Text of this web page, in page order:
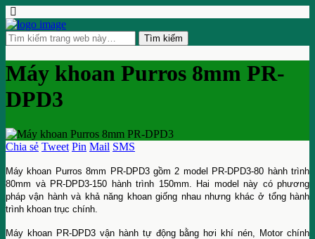
Máy khoan Purros 8mm PR-
DPD3
Chia sẻ Tweet Pin Mail SMS
Máy khoan Purros 8mm PR-DPD3 gồm 2 model PR-DPD3-80 hành trình
80mm và PR-DPD3-150 hành trình 150mm. Hai model này có phương
pháp vận hành và khả năng khoan giống nhau nhưng khác ở tổng hành
trình khoan trục chính.
Máy khoan PR-DPD3 vận hành tự động bằng hơi khí nén, Motor chính